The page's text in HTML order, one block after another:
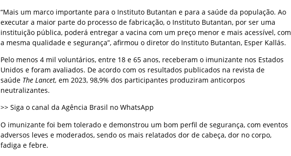
“Mais um marco importante para o Instituto Butantan e para a saúde da população. Ao
executar a maior parte do processo de fabricação, o Instituto Butantan, por ser uma
instituição pública, poderá entregar a vacina com um preço menor e mais acessível, com
a mesma qualidade e segurança”, afirmou o diretor do Instituto Butantan, Esper Kallás.
Pelo menos 4 mil voluntários, entre 18 e 65 anos, receberam o imunizante nos Estados
Unidos e foram avaliados. De acordo com os resultados publicados na revista de
saúde The Lancet, em 2023, 98,9% dos participantes produziram anticorpos
neutralizantes.
>> Siga o canal da Agência Brasil no WhatsApp
O imunizante foi bem tolerado e demonstrou um bom perfil de segurança, com eventos
adversos leves e moderados, sendo os mais relatados dor de cabeça, dor no corpo,
fadiga e febre.